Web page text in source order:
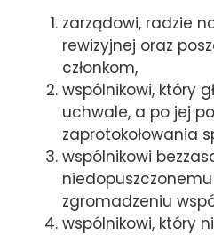
zarządowi, radzie
rewizyjnej oraz
członkom,
wspólnikowi, który
uchwale, a po jej
zaprotokołowania
wspólnikowi
zgromadzeniu
wspólnikowi, który